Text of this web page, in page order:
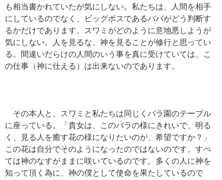
も相当書かれていたが気にしない。私たちは、人間を相手
にしているのでなく、ビッグボスであるババがどう判断す
るかだけであります。スワミがどのように意地悪しようが
気にしない。人を見るな、神を見ることが修行と思ってい
る。間違いだらけの人間のいう事を真に受けていては、こ
の仕事（神に仕える）は出来ないのであります。
その本人と、スワミと私たちは同じくバラ園のテーブル
に座っている。「貴女は、このバラの様にきれいで、明る
く、見る人を癒す花の様になりたいのが、希望ですか？」
この花は自分でそのようになったのではないのです。すべ
ては神のなすがままに咲いているのです。多くの人に神を
知って頂く為に、神の僕として使命を果たしているので